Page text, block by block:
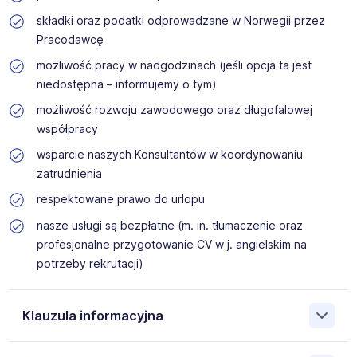
składki oraz podatki odprowadzane w Norwegii przez
Pracodawcę
możliwość pracy w nadgodzinach (jeśli opcja ta jest
niedostępna – informujemy o tym)
możliwość rozwoju zawodowego oraz długofalowej
współpracy
wsparcie naszych Konsultantów w koordynowaniu
zatrudnienia
respektowane prawo do urlopu
nasze usługi są bezpłatne (m. in. tłumaczenie oraz
profesjonalne przygotowanie CV w j. angielskim na
potrzeby rekrutacji)
Klauzula informacyjna